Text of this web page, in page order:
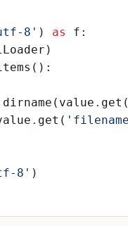
8 ' ) as f :
)
( ) :
dirname ( value . get (
. get ( ' filename
8 ' )